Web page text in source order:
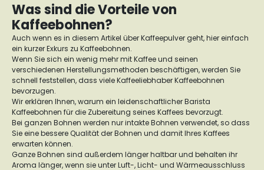
Was sind die Vorteile von
Kaffeebohnen?
Auch wenn es in diesem Artikel über Kaffeepulver geht, hier einfach
ein kurzer Exkurs zu Kaffeebohnen.
Wenn Sie sich ein wenig mehr mit Kaffee und seinen
verschiedenen Herstellungsmethoden beschäftigen, werden Sie
schnell feststellen, dass viele Kaffeeliebhaber Kaffeebohnen
bevorzugen.
Wir erklären Ihnen, warum ein leidenschaftlicher Barista
Kaffeebohnen für die Zubereitung seines Kaffees bevorzugt.
Bei ganzen Bohnen werden nur intakte Bohnen verwendet, so dass
Sie eine bessere Qualität der Bohnen und damit Ihres Kaffees
erwarten können.
Ganze Bohnen sind außerdem länger haltbar und behalten ihr
Aroma länger, wenn sie unter Luft-, Licht- und Wärmeausschluss